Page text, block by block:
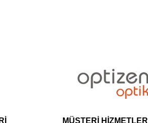
MÜŞTERİ HİZMETLERİ